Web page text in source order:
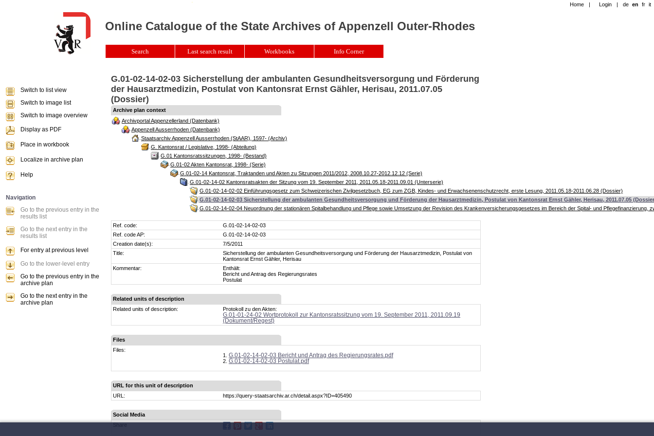
G.01-02-14-02-03 Sicherstellung der ambulanten Gesundheitsversorgung und Förderung
der Hausarztmedizin, Postulat von Kantonsrat Ernst Gähler, Herisau, 2011.07.05
(Dossier)
Archive plan context
Archivportal Appenzellerland (Datenbank)
Appenzell Ausserrhoden (Datenbank)
Staatsarchiv Appenzell Ausserrhoden (StAAR), 1597- (Archiv)
G. Kantonsrat / Legislative, 1998- (Abteilung)
G.01 Kantonsratssitzungen, 1998- (Bestand)
G.01-02 Akten Kantonsrat, 1998- (Serie)
G.01-02-14 Kantonsrat, Traktanden und Akten zu Sitzungen 2011/2012, 2008.10.27-2012.12.12 (Serie)
G.01-02-14-02 Kantonsratsakten der Sitzung vom 19. September 2011, 2011.05.18-2011.09.01 (Unterserie)
G.01-02-14-02-02 Einführungsgesetz zum Schweizerischen Zivilgesetzbuch, EG zum ZGB, Kindes- und Erwachsenenschutzrecht, erste Lesung, 2011.05.18-2011.06.28 (Dossier)
G.01-02-14-02-03 Sicherstellung der ambulanten Gesundheitsversorgung und Förderung der Hausarztmedizin, Postulat von Kantonsrat Ernst Gähler, Herisau, 2011.07.05
G.01-02-14-02-04 Neuordnung der stationären Spitalbehandlung und Pflege sowie Umsetzung der Revision des Krankenversicherungsgesetzes im Bereich der Spital- und Pflegefinanzierung,
Ref. code:
G.01-02-14-02-03
Ref. code AP:
G.01-02-14-02-03
Creation date(s):
7/5/2011
Title:
Sicherstellung der ambulanten Gesundheitsversorgung und Förderung der Hausarztmedizin, Postulat von
Kantonsrat Ernst Gähler, Herisau
Kommentar:
Enthält:
Bericht und Antrag des Regierungsrates
Postulat
Related units of description
Related units of description:
Protokoll zu den Akten:
G.01-01-24-02 Wortprotokoll zur Kantonsratssitzung vom 19. September 2011, 2011.09.19
(Dokument/Regest)
Files
Files:
G.01-02-14-02-03 Bericht und Antrag des Regierungsrates.pdf
G.01-02-14-02-03 Postulat.pdf
URL for this unit of description
URL:
https://query-staatsarchiv.ar.ch/detail.aspx?ID=405490
Social Media
Share
Home | Login | de en fr it
Online Catalogue of the State Archives of Appenzell Outer-Rhodes
Search Last search result Workbooks Info Corner
Switch to list view
Switch to image list
Switch to image overview
Display as PDF
Place in workbook
Localize in archive plan
Help
Navigation
Go to the previous entry in the
results list
Go to the next entry in the
results list
For entry at previous level
Go to the lower-level entry
Go to the previous entry in the
archive plan
Go to the next entry in the
archive plan